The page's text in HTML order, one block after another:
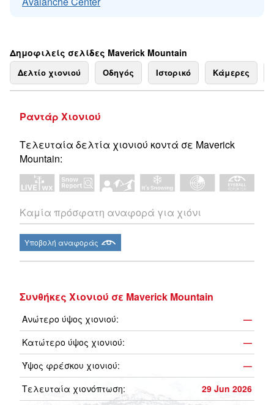
Δημοφιλείς σελίδες Maverick Mountain
Δελτίο χιονιού Οδηγός Ιστορικό Κάμερες
Ραντάρ Χιονιού
Τελευταία δελτία χιονιού κοντά σε Maverick
Mountain:
Καμία πρόσφατη αναφορά για χιόνι
Υποβολή αναφοράς
Συνθήκες Χιονιού σε Maverick Mountain
Ανώτερο ύψος χιονιού:
—
Κατώτερο ύψος χιονιού:
—
Ύψος φρέσκου χιονιού:
—
Τελευταία χιονόπτωση:
29 Jun 2026